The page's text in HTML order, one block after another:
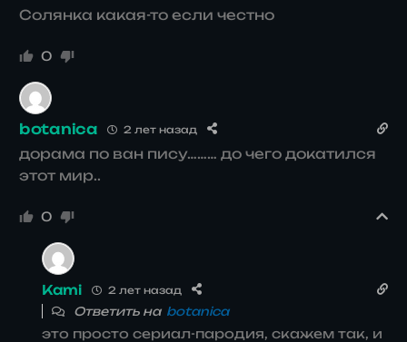
Солянка какая-то если честно
0
botanica 2 лет назад
дорама по ван пису……… до чего докатился
этот мир..
0
Kami 2 лет назад
Ответить на botanica
это просто сериал-пародия, скажем так, и